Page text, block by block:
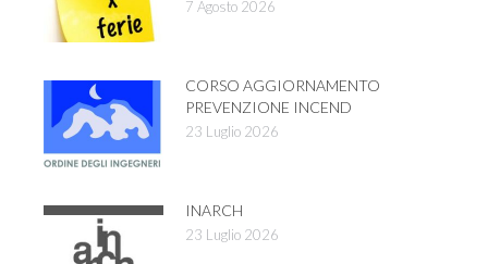
7 Agosto 2026
CORSO AGGIORNAMENTO
PREVENZIONE INCEND
23 Luglio 2026
INARCH
23 Luglio 2026